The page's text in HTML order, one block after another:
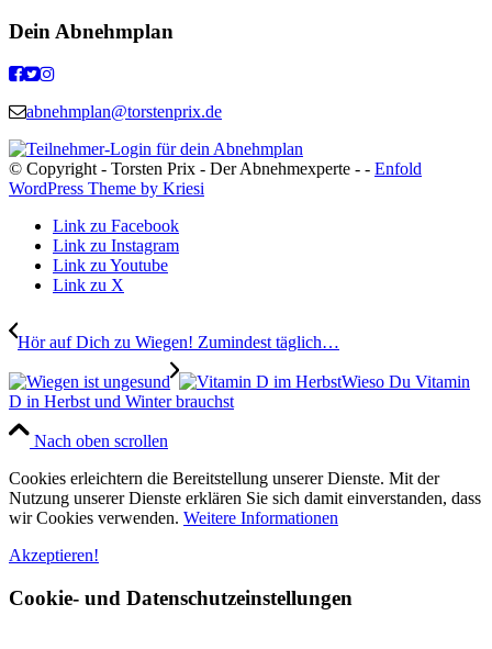
Dein Abnehmplan
abnehmplan@torstenprix.de
© Copyright - Torsten Prix - Der Abnehmexperte - - Enfold
WordPress Theme by Kriesi
Link zu Facebook
Link zu Instagram
Link zu Youtube
Link zu X
Hör auf Dich zu Wiegen! Zumindest täglich…
Wieso Du Vitamin
D in Herbst und Winter brauchst
Nach oben scrollen
Cookies erleichtern die Bereitstellung unserer Dienste. Mit der
Nutzung unserer Dienste erklären Sie sich damit einverstanden, dass
wir Cookies verwenden. Weitere Informationen
Akzeptieren!
Cookie- und Datenschutzeinstellungen